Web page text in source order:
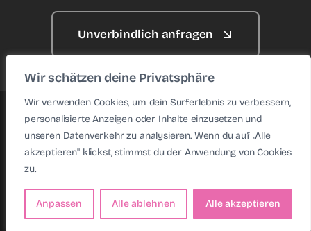
Wir schätzen deine Privatsphäre
Wir verwenden Cookies, um dein Surferlebnis zu verbessern,
personalisierte Anzeigen oder Inhalte einzusetzen und
unseren Datenverkehr zu analysieren. Wenn du auf „Alle
akzeptieren" klickst, stimmst du der Anwendung von Cookies
zu.
Anpassen Alle ablehnen Alle akzeptieren
Unverbindlich anfragen
© 2026 • Health Rockstars • Website made with ♥ by
KAFFENBERGER